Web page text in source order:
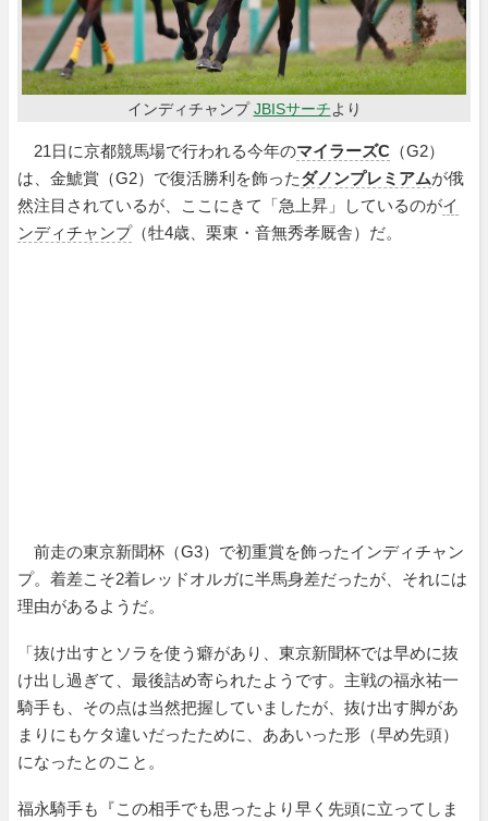
インディチャンプJBISサーチより
21日に京都競馬場で行われる今年のマイラーズC （G2）
は、金鯱賞（G2）で復活勝利を飾ったダノンプレミアムが俄
然注目されているが、ここにきて「急上昇」しているのがイ
ンディチャンプ（牡4歳、栗東・音無秀孝厩舎）だ。
前走の東京新聞杯（G3）で初重賞を飾ったインディチャン
プ。着差こそ2着レッドオルガに半馬身差だったが、それには
理由があるようだ。
「抜け出すとソラを使う癖があり、東京新聞杯では早めに抜
け出し過ぎて、最後詰め寄られたようです。主戦の福永祐一
騎手も、その点は当然把握していましたが、抜け出す脚があ
まりにもケタ違いだったために、ああいった形（早め先頭）
になったとのこと。
福永騎手も『この相手でも思ったより早く先頭に立ってしま